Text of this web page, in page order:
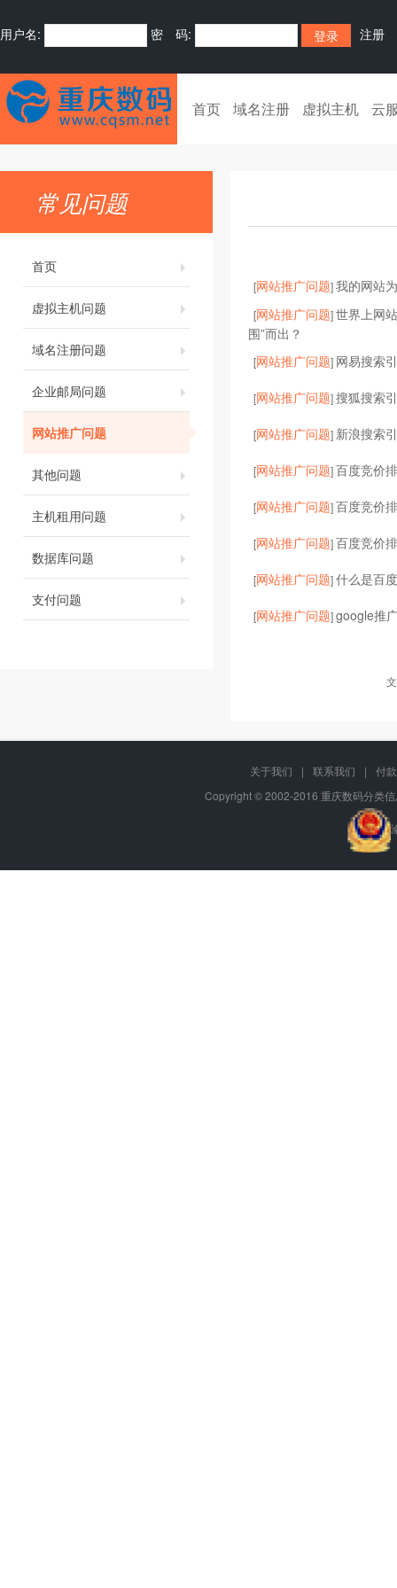
用户名: 密 码: 注册
首页 域名注册 虚拟主机 云
常见问题
首页
虚拟主机问题
域名注册问题
企业邮局问题
网站推广问题
其他问题
主机租用问题
数据库问题
支付问题
[网站推广问题]我的网站
[网站推广问题]世界上网
围”而出？
[网站推广问题] 网易搜索
[网站推广问题]搜狐搜索
[网站推广问题] 新浪搜索
[网站推广问题]百度竞价
[网站推广问题]百度竞价
[网站推广问题]百度竞价
[网站推广问题]什么是百
[网站推广问题]google推
关于我们 | 联系我们 |
付
Copyright © 2002-2016 重庆数码分类